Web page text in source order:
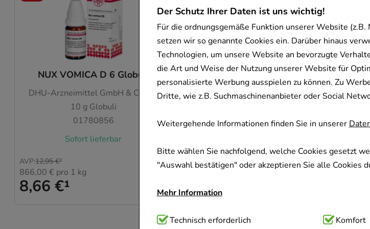
Der Schutz Ihrer Daten ist uns wichtig!
Für die ordnungsgemäße Funktion unserer Website
setzen wir so genannte Cookies ein. Darüber hinaus
Technologien, um unsere Website an bevorzugte
die Art und Weise der Nutzung unserer Website für
personalisierte Werbung ausspielen zu können. Zu
Dritte, wie z.B. Suchmaschinenanbieter oder Social
Weitergehende Informationen finden Sie in unserer
Bitte wählen Sie nachfolgend, welche Cookies gesetzt
"Auswahl bestätigen" oder akzeptieren Sie alle Cookies
Mehr Information
Technisch Notwendig:Hierbei handelt es sich um
Technisch erforderlich Komfort
NUX VOMICA D 6 Globuli
DHU-Arzneimittel GmbH & Co. KG
10 g Globuli
01780856
Sofort lieferbar
8,66 €¹
AVP:12,95 €²
866,00 € pro 1 kg
ASPIRIN plus C Brausetabletten
Bayer Vital GmbH
03464237
17,47 €
AVP :23,79 €²
pro 1 Stk